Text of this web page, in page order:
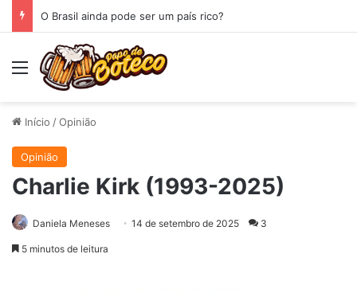
O Espelho
Menu
Início /Opinião
Opinião
Charlie Kirk (1993-2025)
Daniela Meneses 14 de setembro de 2025 3
5 minutos de leitura